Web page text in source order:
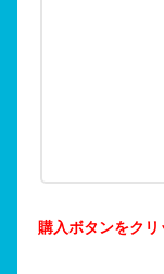
購入ボタンをク